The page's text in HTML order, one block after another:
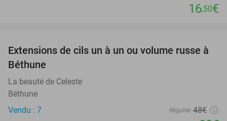
16,50€
42%
Extensions de cils un à un ou volume russe à
Béthune
La beauté de Celeste
Béthune
Vendu : 7
Régulier 48€